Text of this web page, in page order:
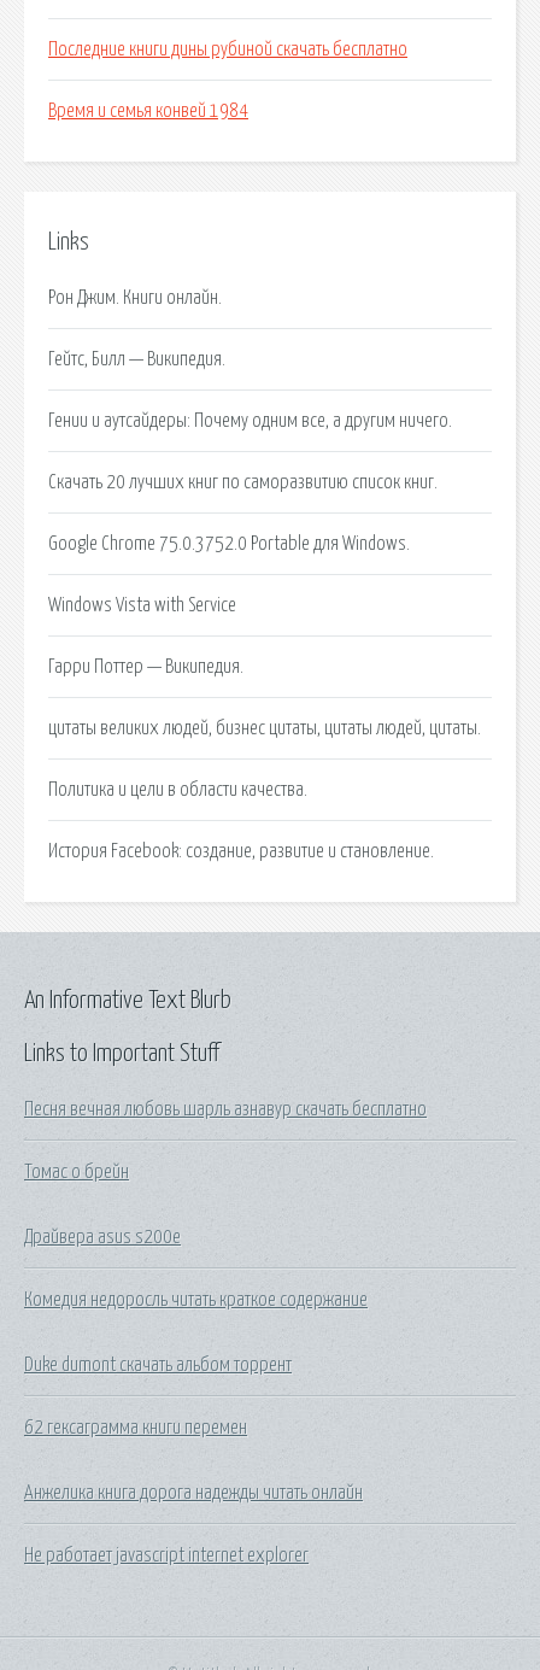
Последние книги дины рубиной скачать бесплатно
Время и семья конвей 1984
Links
Рон Джим. Книги онлайн.
Гейтс, Билл — Википедия.
Гении и аутсайдеры: Почему одним все, а другим ничего.
Скачать 20 лучших книг по саморазвитию список книг.
Google Chrome 75.0.3752.0 Portable для Windows.
Windows Vista with Service
Гарри Поттер — Википедия.
цитаты великих людей, бизнес цитаты, цитаты людей, цитаты.
Политика и цели в области качества.
История Facebook: создание, развитие и становление.
Links to Important Stuff
Песня вечная любовь шарль азнавур скачать бесплатно
Томас о брейн
Драйвера asus s200e
Комедия недоросль читать краткое содержание
Duke dumont скачать альбом торрент
62 гексаграмма книги перемен
Анжелика книга дорога надежды читать онлайн
Не работает javascript internet explorer
An Informative Text Blurb